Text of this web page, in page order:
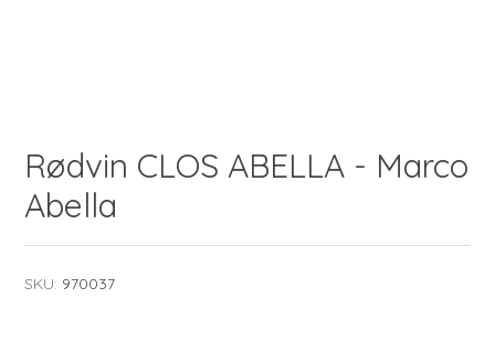
Rødvin CLOS ABELLA - Marco
Abella
SKU: 970037